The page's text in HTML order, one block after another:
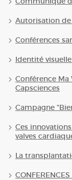
Autorisation
Conférences
Identité
Conférence Ma
Capsciences
Campagne
Ces
valves
La